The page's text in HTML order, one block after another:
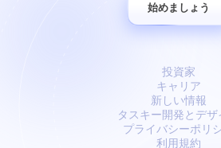
始めましょう
投資家
キャリア
新しい情報
タスキー開発とデザ
プライバシーポリ
利用規約